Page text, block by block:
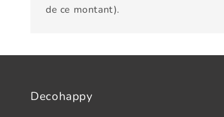
de ce montant).
Decohappy